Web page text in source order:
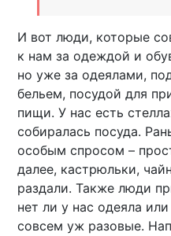
И вот люди, которые
к нам за одеждой и
но уже за одеялами,
бельем, посудой для
пищи. У нас есть
собиралась посуда.
особым спросом –
далее, кастрюльки,
раздали. Также люди
нет ли у нас одеяла
совсем уж разовые.